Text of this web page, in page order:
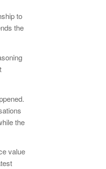
to
the
the
value